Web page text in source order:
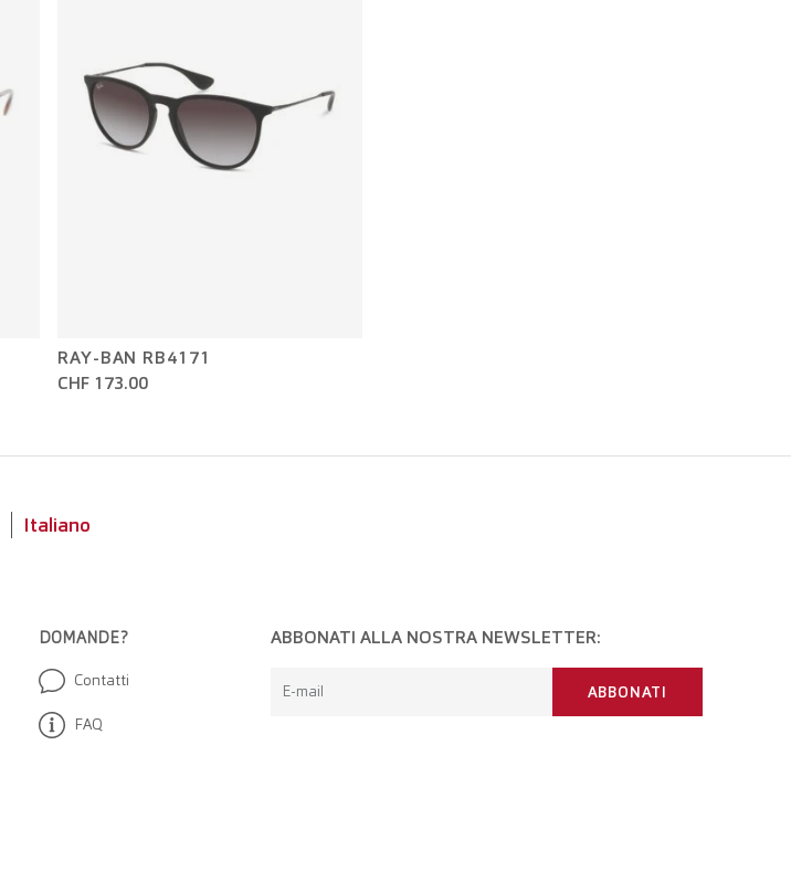
RAY-BAN RB4171
CHF 173.00
Italiano
DOMANDE?
Contatti
FAQ
ABBONATI ALLA NOSTRA NEWSLETTER:
E-mail ABBONATI